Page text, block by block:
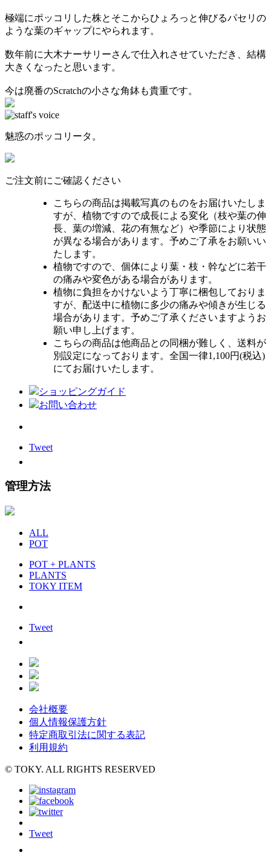
極端にポッコリした株とそこからひょろっと伸びるパセリの
ような葉のギャップにやられます。
数年前に大木ナーサリーさんで仕入れさせていただき、結構
大きくなったと思います。
今は廃番のScratchの小さな角鉢も貴重です。
魅惑のポッコリータ。
ご注文前にご確認ください
こちらの商品は掲載写真のものをお届けいたしま
すが、植物ですので成長による変化（枝や葉の伸
長、葉の増減、花の有無など）や季節により状態
が異なる場合があります。予めご了承をお願いい
たします。
植物ですので、個体により葉・枝・幹などに若干
の痛みや変色がある場合があります。
植物に負担をかけないよう丁寧に梱包しておりま
すが、配送中に植物に多少の痛みや傾きが生じる
場合があります。予めご了承くださいますようお
願い申し上げます。
こちらの商品は他商品との同梱が難しく、送料が
別設定になっております。全国一律1,100円(税込)
にてお届けいたします。
ショッピングガイド
お問い合わせ
Tweet
管理方法
ALL
POT
POT + PLANTS
PLANTS
TOKY ITEM
Tweet
会社概要
個人情報保護方針
特定商取引法に関する表記
利用規約
© TOKY. ALL RIGHTS RESERVED
Tweet